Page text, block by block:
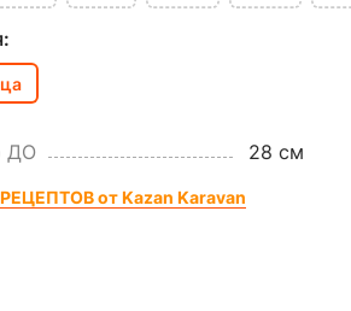
ДО 28 см
от Kazan Karavan